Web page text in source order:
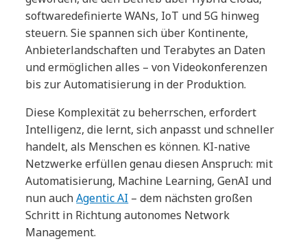
softwaredefinierte WANs, IoT und 5G hinweg
steuern. Sie spannen sich über Kontinente,
Anbieterlandschaften und Terabytes an Daten
und ermöglichen alles – von Videokonferenzen
bis zur Automatisierung in der Produktion.
Diese Komplexität zu beherrschen, erfordert
Intelligenz, die lernt, sich anpasst und schneller
handelt, als Menschen es können. KI-native
Netzwerke erfüllen genau diesen Anspruch: mit
Automatisierung, Machine Learning, GenAI und
nun auchAgentic AI – dem nächsten großen
Schritt in Richtung autonomes Network
Management.